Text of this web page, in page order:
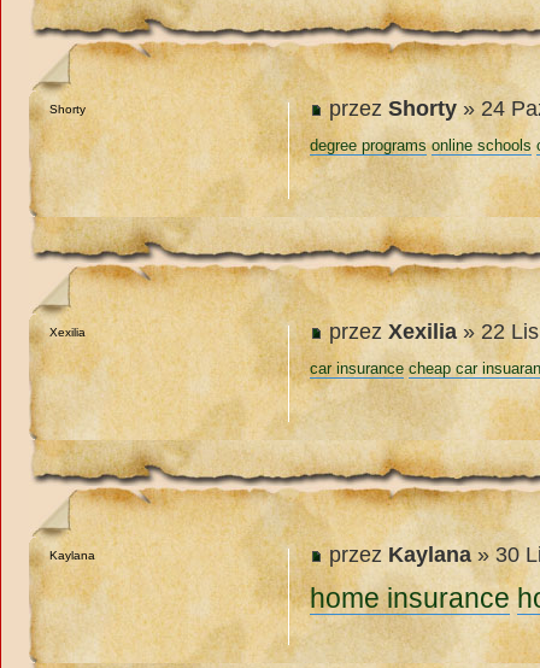
przezShorty » 24
degree programs online schools
Shorty
przezXexilia » 22
car insurance cheap car
Xexilia
przez Kaylana » 30
home insurance
Kaylana